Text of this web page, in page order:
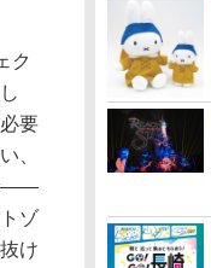
ク
要
、
――
ゾ
け